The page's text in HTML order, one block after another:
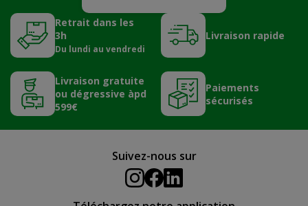
Retrait dans les
3h
Du lundi au vendredi
Livraison rapide
Livraison gratuite
ou dégressive àpd
599€
Paiements
sécurisés
Suivez-nous sur